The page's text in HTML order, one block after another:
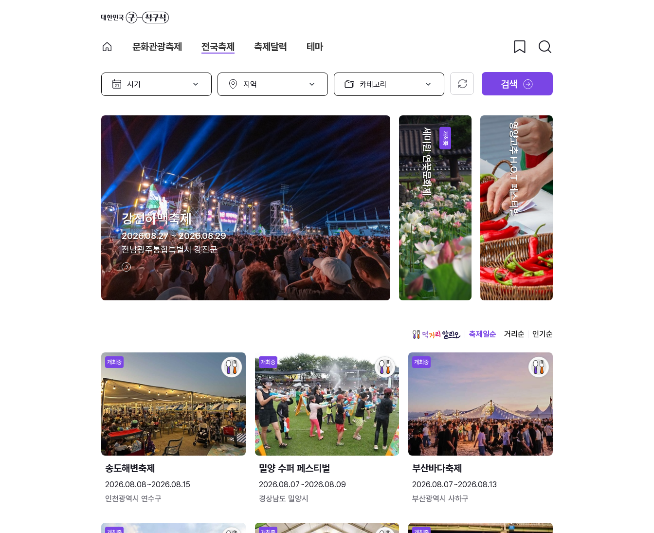
문화관광축제 전국축제 축제달력 테마
시
선
지
선
카
고
선
택
초기화 검색
강진하맥축제
2026.08.27 ~ 2026.08.29
전남광주통합특별시 강진군
개최중
세미원 연꽃문화제 영양고추 H.O.T 페스티벌
축제일순 거리순 인기순
개최중
송도해변축제
2026.08.08~2026.08.15
인천광역시 연수구
개최중
밀양 수퍼 페스티벌
2026.08.07~2026.08.09
경상남도 밀양시
개최중
부산바다축제
2026.08.07~2026.08.13
부산광역시 사하구